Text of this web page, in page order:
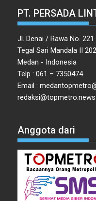
PT. PERSADA
Jl. Denai / Rawa No. 221
Tegal Sari Mandala II
Medan - Indonesia
Telp : 061 – 7350474
Email :
redaksi@topmetro.news
Anggota dari